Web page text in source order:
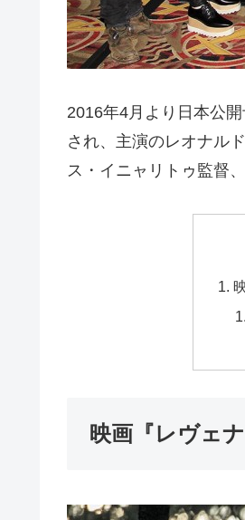
2016年4月より日本公
され、主演のレオナル
ス・イニャリトゥ監督
映画『レヴェ